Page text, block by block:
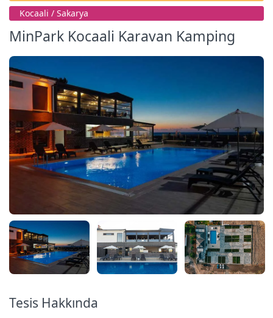
Kocaali̇ / Sakarya
MinPark Kocaali Karavan Kamping
Tesis Hakkında